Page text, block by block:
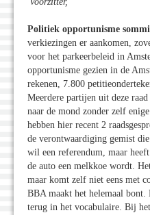
Politiek opportunisme
verkiezingen er aankomen,
voor het parkeerbeleid in
opportunisme gezien in de
rekenen, 7.800
Meerdere partijen uit deze
naar de mond zonder zelf
hebben hier recent 2
de verontwaardiging gemist
wil een referendum, maar
de auto een melkkoe wordt.
maar komt zelf niet eens met
BBA maakt het helemaal
terug in het vocabulaire. Bij